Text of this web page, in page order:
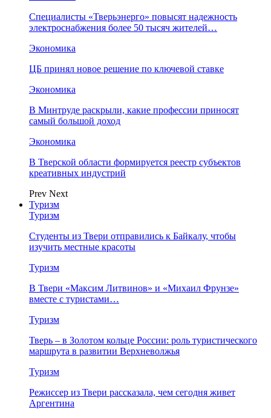
Специалисты «Тверьэнерго» повысят надежность
электроснабжения более 50 тысяч жителей…
Экономика
ЦБ принял новое решение по ключевой ставке
Экономика
В Минтруде раскрыли, какие профессии приносят
самый большой доход
Экономика
В Тверской области формируется реестр субъектов
креативных индустрий
Prev Next
Туризм
Туризм
Студенты из Твери отправились к Байкалу, чтобы
изучить местные красоты
Туризм
В Твери «Максим Литвинов» и «Михаил Фрунзе»
вместе с туристами…
Туризм
Тверь – в Золотом кольце России: роль туристического
маршрута в развитии Верхневолжья
Туризм
Режиссер из Твери рассказала, чем сегодня живет
Аргентина